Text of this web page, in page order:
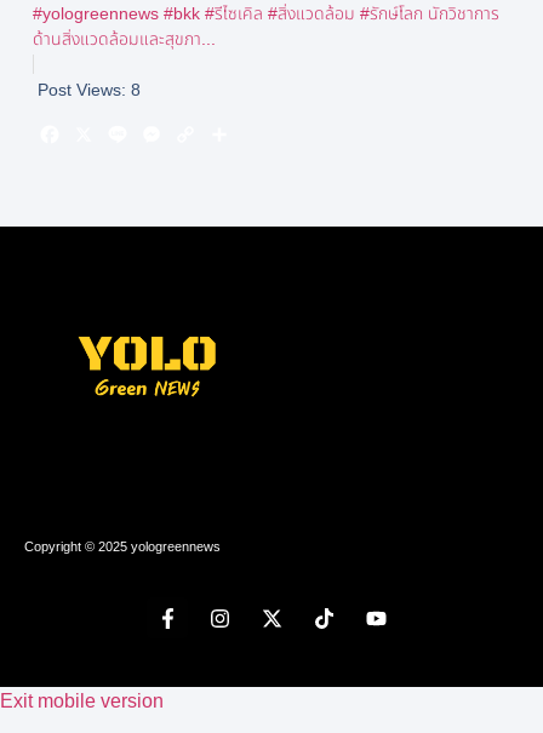
#yologreennews #bkk #รีไซเคิล #สิ่งแวดล้อม #รักษ์โลก นักวิชาการ
ด้านสิ่งแวดล้อมและสุขภา...
Post Views: 8
Copyright © 2025 yologreennews
Exit mobile version